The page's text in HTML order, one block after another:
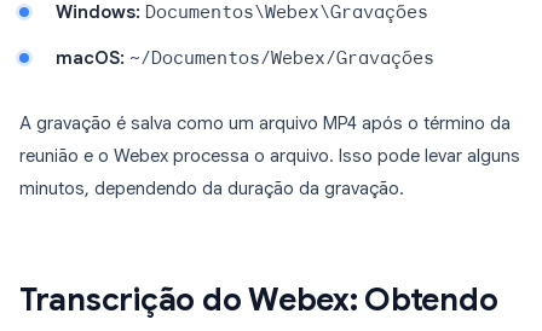
Windows: Documentos\Webex\Gravações
macOS: ~/Documentos/Webex/Gravações
A gravação é salva como um arquivo MP4 após o término da
reunião e o Webex processa o arquivo. Isso pode levar alguns
minutos, dependendo da duração da gravação.
Transcrição do Webex: Obtendo